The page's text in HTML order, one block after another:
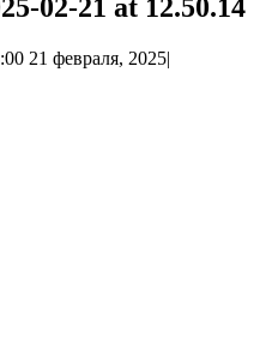
02-21 at 12.50.14
21 февраля, 2025|